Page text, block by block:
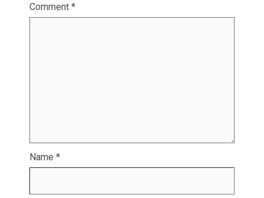
Comment *
Name *